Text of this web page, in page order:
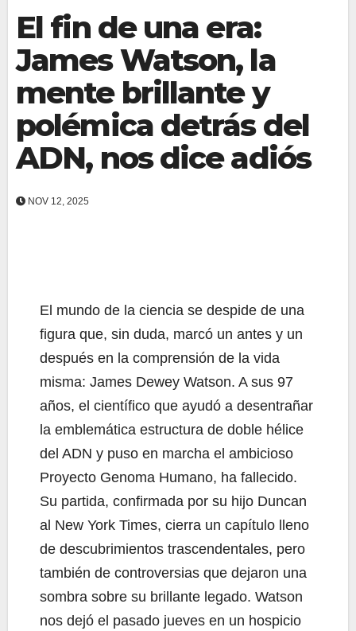
El fin de una era:
James Watson, la
mente brillante y
polémica detrás del
ADN, nos dice adiós
NOV 12, 2025
El mundo de la ciencia se despide de una
figura que, sin duda, marcó un antes y un
después en la comprensión de la vida
misma: James Dewey Watson. A sus 97
años, el científico que ayudó a desentrañar
la emblemática estructura de doble hélice
del ADN y puso en marcha el ambicioso
Proyecto Genoma Humano, ha fallecido.
Su partida, confirmada por su hijo Duncan
al New York Times, cierra un capítulo lleno
de descubrimientos trascendentales, pero
también de controversias que dejaron una
sombra sobre su brillante legado. Watson
nos dejó el pasado jueves en un hospicio